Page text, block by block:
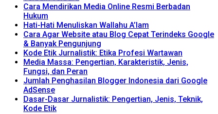
Cara Mendirikan Media Online Resmi Berbadan
Hukum
Hati-Hati Menuliskan Wallahu A’lam
Cara Agar Website atau Blog Cepat Terindeks Google
& Banyak Pengunjung
Kode Etik Jurnalistik: Etika Profesi Wartawan
Media Massa: Pengertian, Karakteristik, Jenis,
Fungsi, dan Peran
Jumlah Penghasilan Blogger Indonesia dari Google
AdSense
Dasar-Dasar Jurnalistik: Pengertian, Jenis, Teknik,
Kode Etik